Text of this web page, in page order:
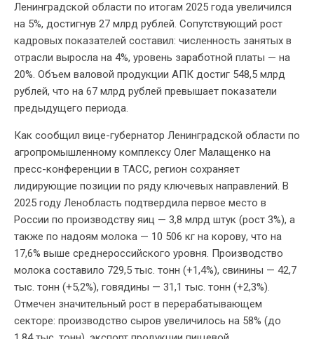
Ленинградской области по итогам 2025 года увеличился
на 5%, достигнув 27 млрд рублей. Сопутствующий рост
кадровых показателей составил: численность занятых в
отрасли выросла на 4%, уровень заработной платы — на
20%. Объем валовой продукции АПК достиг 548,5 млрд
рублей, что на 67 млрд рублей превышает показатели
предыдущего периода.
Как сообщил вице-губернатор Ленинградской области по
агропромышленному комплексу Олег Малащенко на
пресс-конференции в ТАСС, регион сохраняет
лидирующие позиции по ряду ключевых направлений. В
2025 году Ленобласть подтвердила первое место в
России по производству яиц — 3,8 млрд штук (рост 3%), а
также по надоям молока — 10 506 кг на корову, что на
17,6% выше среднероссийского уровня. Производство
молока составило 729,5 тыс. тонн (+1,4%), свинины — 42,7
тыс. тонн (+5,2%), говядины — 31,1 тыс. тонн (+2,3%).
Отмечен значительный рост в перерабатывающем
секторе: производство сыров увеличилось на 58% (до